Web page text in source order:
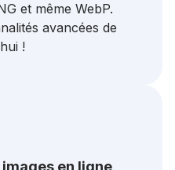
et même WebP.
avancées de
!
en ligne